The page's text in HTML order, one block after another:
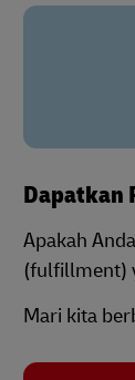
Dapatkan
Apakah
(fulfillment)
Mari kita